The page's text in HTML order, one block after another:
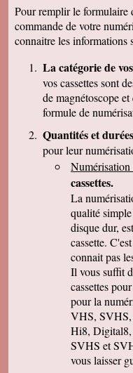
cordialement
Nicolas B.
J ai bien recu le
Thierry P.
j'ai bien reçu les
travail et de
Patrick C.
J 'ai bien reçu
travail, ma
envoyer le reste
J-Claude L.
Bonjour, je
pour le travail
les films de nos
Vôtre travail est
irréprochable.
vous envoyer
désoler de vous
... Bonne
Caroline P.
Merci pour
une bonne
parler de vous .
J-Pierre B.
Tout est OK,
doute encore
genre de travail.
Pour remplir le formulaire
commande de votre
connaitre les informations
La catégorie de
vos cassettes sont
de magnétoscope
formule de
Quantités et durées
pour leur
Numérisation
cassettes.
La
qualité
disque dur,
cassette.
connait pas
Il vous suffit
cassettes
pour la
VHS,
Hi8,
SVHS et
vous laisser